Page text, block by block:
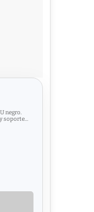
negro.
soporte...